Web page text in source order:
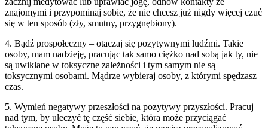
znajomymi i przypominaj sobie, że nie chcesz już nigdy więcej czuć
się w ten sposób (zły, smutny, przygnębiony).
4. Bądź prospołeczny – otaczaj się pozytywnymi ludźmi. Takie
osoby, mam nadzieję, pracując tak samo ciężko nad sobą jak ty, nie
są uwikłane w toksyczne zależności i tym samym nie są
toksycznymi osobami. Mądrze wybieraj osoby, z którymi spędzasz
czas.
5. Wymień negatywy przeszłości na pozytywy przyszłości. Pracuj
nad tym, by uleczyć tę część siebie, która może przyciągać